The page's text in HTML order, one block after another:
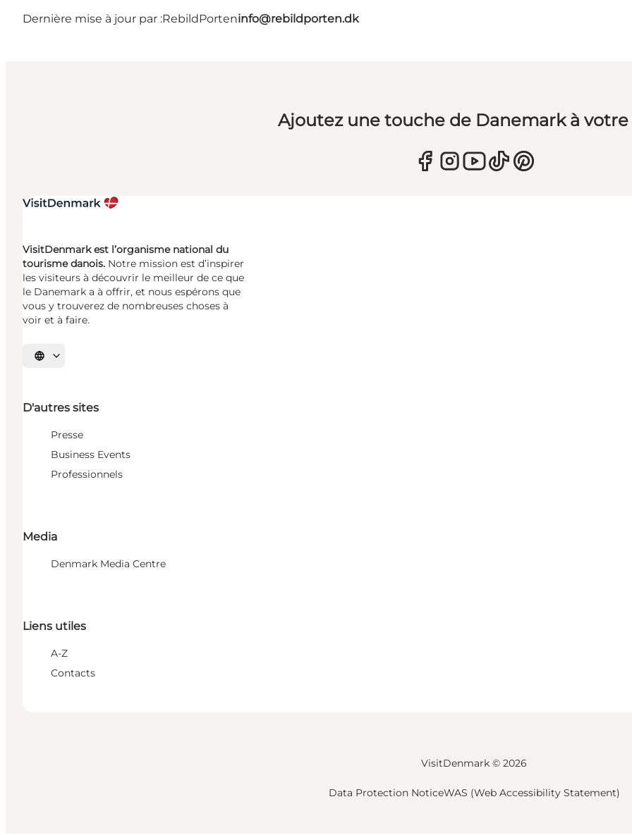
Dernière mise à jour par :RebildPorteninfo@rebildporten.dk
Ajoutez une touche de Danemark à
VisitDenmark est l’organisme national du
tourisme danois. Notre mission est d’inspirer
les visiteurs à découvrir le meilleur de ce que
le Danemark a à offrir, et nous espérons que
vous y trouverez de nombreuses choses à
voir et à faire.
Choisissez la langue
D'autres sites
Presse
Business Events
Professionnels
Media
Denmark Media Centre
Liens utiles
A-Z
Contacts
VisitDenmark © 2026
Data Protection NoticeWAS (Web Accessibility Statement)